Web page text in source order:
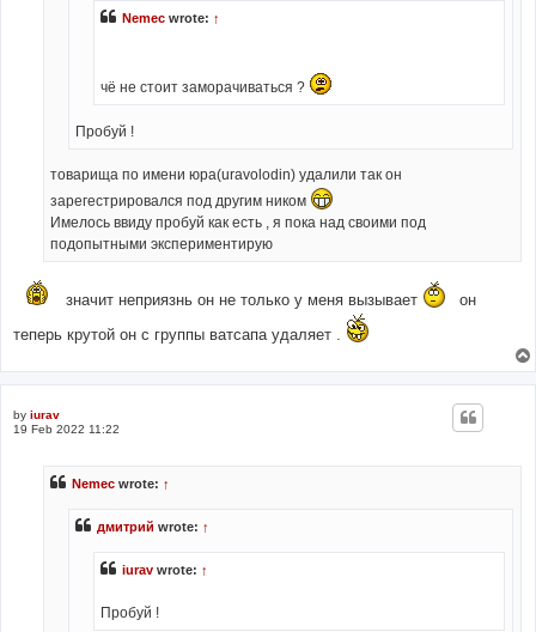
Nemec wrote: ↑
чё не стоит заморачиваться ?
Пробуй !
товарища по имени юра(uravolodin) удалили так он
зарегестрировался под другим ником
Имелось ввиду пробуй как есть , я пока над своими под
подопытными экспериментирую
значит неприязнь он не только у меня вызывает
он
теперь крутой он с группы ватсапа удаляет .
by iurav
19 Feb 2022 11:22
Nemec wrote: ↑
дмитрий wrote: ↑
iurav wrote: ↑
Пробуй !